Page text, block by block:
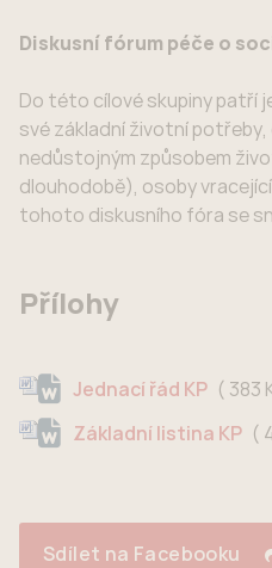
Diskusní fórum péče o
Do této cílové skupiny patří
své základní životní
nedůstojným způsobem
dlouhodobě), osoby
tohoto diskusního fóra se
Přílohy
Jednací řád KP 383
Základní listina KP
Sdílet na Facebooku